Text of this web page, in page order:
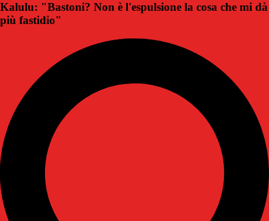
Kalulu: "Bastoni? Non è l'espulsione la cosa che mi dà
più fastidio"